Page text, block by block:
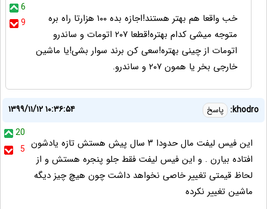
6
9
خب واقعا هم بهتر هستند!اجازه بده ۱۰۰ هزارتا راه بره
متوجه میشی کدام بهتره!قطعا ۲۰۷ اتومات و ساندرو
اتومات از چینی بهتره!سعی کن برند سوار بشی!یا ماشین
خارجی بخر یا همون ۲۰۷ و ساندرو.
khodro: پاسخ
۱۳۹۹/۱۱/۱۲ ۱۰:۳۶:۵۴
20
5 این فیس لیفت مال حدودا ۳ سال پیش هستش تازه یادشون
افتاده بیارن . و این فیس لیفت فقط جلو پنجره هستش و از
لحاظ قیمتی تغییر خاصی نخواهد داشت چون هیچ چیز دیگه
ماشین تغییر نکرده